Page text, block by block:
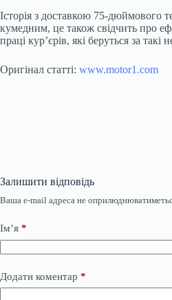
Історія з доставкою 75-дюймового
кумедним, це також свідчить про
праці кур’єрів, які беруться за
Оригінал статті: www.motor1.com
Залишити відповідь
Ваша e-mail адреса не
Ім’я *
Додати коментар *